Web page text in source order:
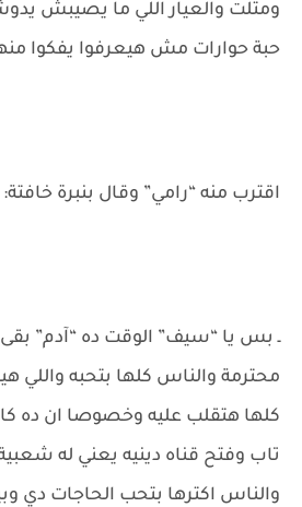
ومتلت والعيار اللي ما يصيبش
حبة حوارات مش هيعرفوا يفكوا
اقترب منه “رامي” وقال بنبرة خافتة:
ـ بس يا “سيف” الوقت ده “آدم” بقى
محترمة والناس كلها بتحبه واللي
كلها هتقلب عليه وخصوصا ان ده
تاب وفتح قناه دينيه يعني له
والناس اكترها بتحب الحاجات دي